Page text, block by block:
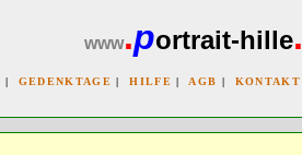
www.portrait-hille.
| GEDENKTAGE |HILFE | AGB | KONTAKT